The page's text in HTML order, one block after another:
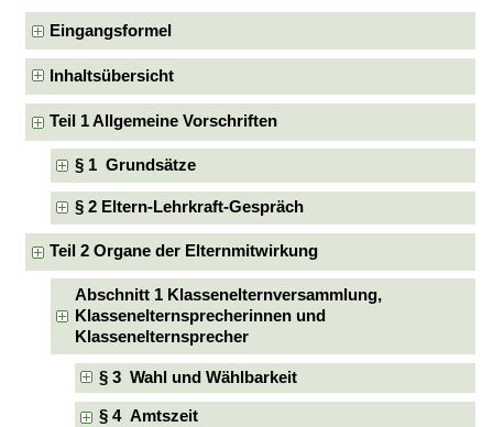
Eingangsformel
Inhaltsübersicht
Teil 1 Allgemeine Vorschriften
§ 1 Grundsätze
§ 2 Eltern-Lehrkraft-Gespräch
Teil 2 Organe der Elternmitwirkung
Abschnitt 1 Klassenelternversammlung,
Klassenelternsprecherinnen und
Klassenelternsprecher
§ 3 Wahl und Wählbarkeit
§ 4 Amtszeit